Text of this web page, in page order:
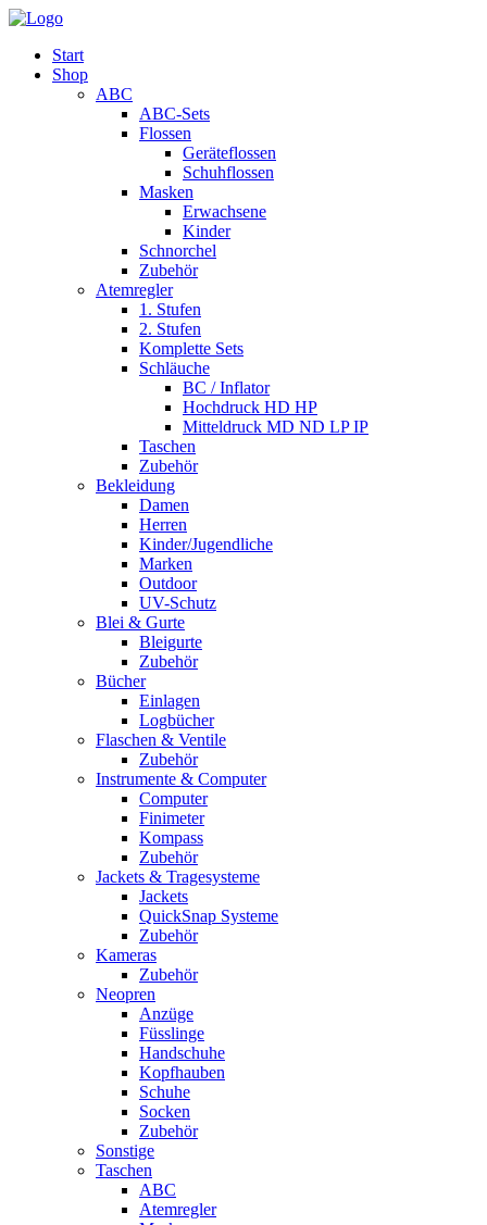
Start
Shop
ABC
ABC-Sets
Flossen
Geräteflossen
Schuhflossen
Masken
Erwachsene
Kinder
Schnorchel
Zubehör
Atemregler
1. Stufen
2. Stufen
Komplette Sets
Schläuche
BC / Inflator
Hochdruck HD HP
Mitteldruck MD ND LP IP
Taschen
Zubehör
Bekleidung
Damen
Herren
Kinder/Jugendliche
Marken
Outdoor
UV-Schutz
Blei & Gurte
Bleigurte
Zubehör
Bücher
Einlagen
Logbücher
Flaschen & Ventile
Zubehör
Instrumente & Computer
Computer
Finimeter
Kompass
Zubehör
Jackets & Tragesysteme
Jackets
QuickSnap Systeme
Zubehör
Kameras
Zubehör
Neopren
Anzüge
Füsslinge
Handschuhe
Kopfhauben
Schuhe
Socken
Zubehör
Sonstige
Taschen
ABC
Atemregler